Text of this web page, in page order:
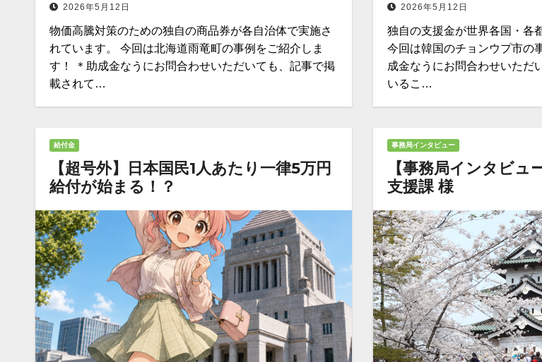
2026年5月12日
物価高騰対策のための独自の商品券が各自治体で実施さ
れています。 今回は北海道雨竜町の事例をご紹介しま
す！ ＊助成金なうにお問合わせいただいても、記事で掲
載されて…
2026年5月12日
独自の支援金が世界各国・各
今回は韓国のチョンウプ市の
成金なうにお問合わせいただ
いるこ…
給付金
【超号外】日本国民1人あたり一律5万円
給付が始まる！？
事務局インタビュー
【事務局インタビュ
支援課 様